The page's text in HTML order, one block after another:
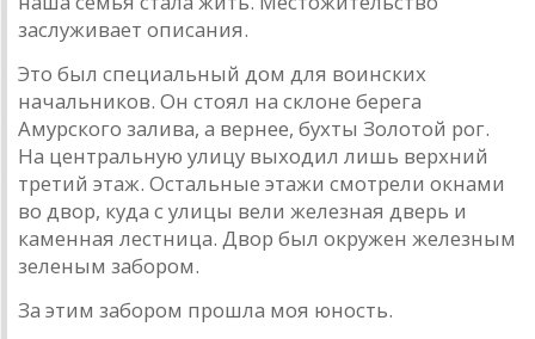
заслуживает описания.
Это был специальный дом для воинских
начальников. Он стоял на склоне берега
Амурского залива, а вернее, бухты Золотой рог.
На центральную улицу выходил лишь верхний
третий этаж. Остальные этажи смотрели окнами
во двор, куда с улицы вели железная дверь и
каменная лестница. Двор был окружен железным
зеленым забором.
За этим забором прошла моя юность.